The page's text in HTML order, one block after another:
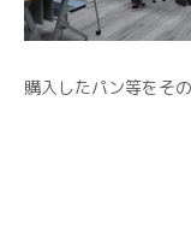
購入したパン等をそ